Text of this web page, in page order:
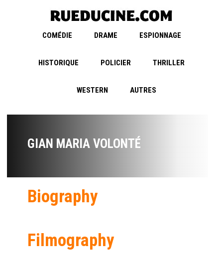
COMÉDIE DRAME ESPIONNAGE
HISTORIQUE POLICIER THRILLER
WESTERN AUTRES
GIAN MARIA VOLONTÉ
Biography
Filmography